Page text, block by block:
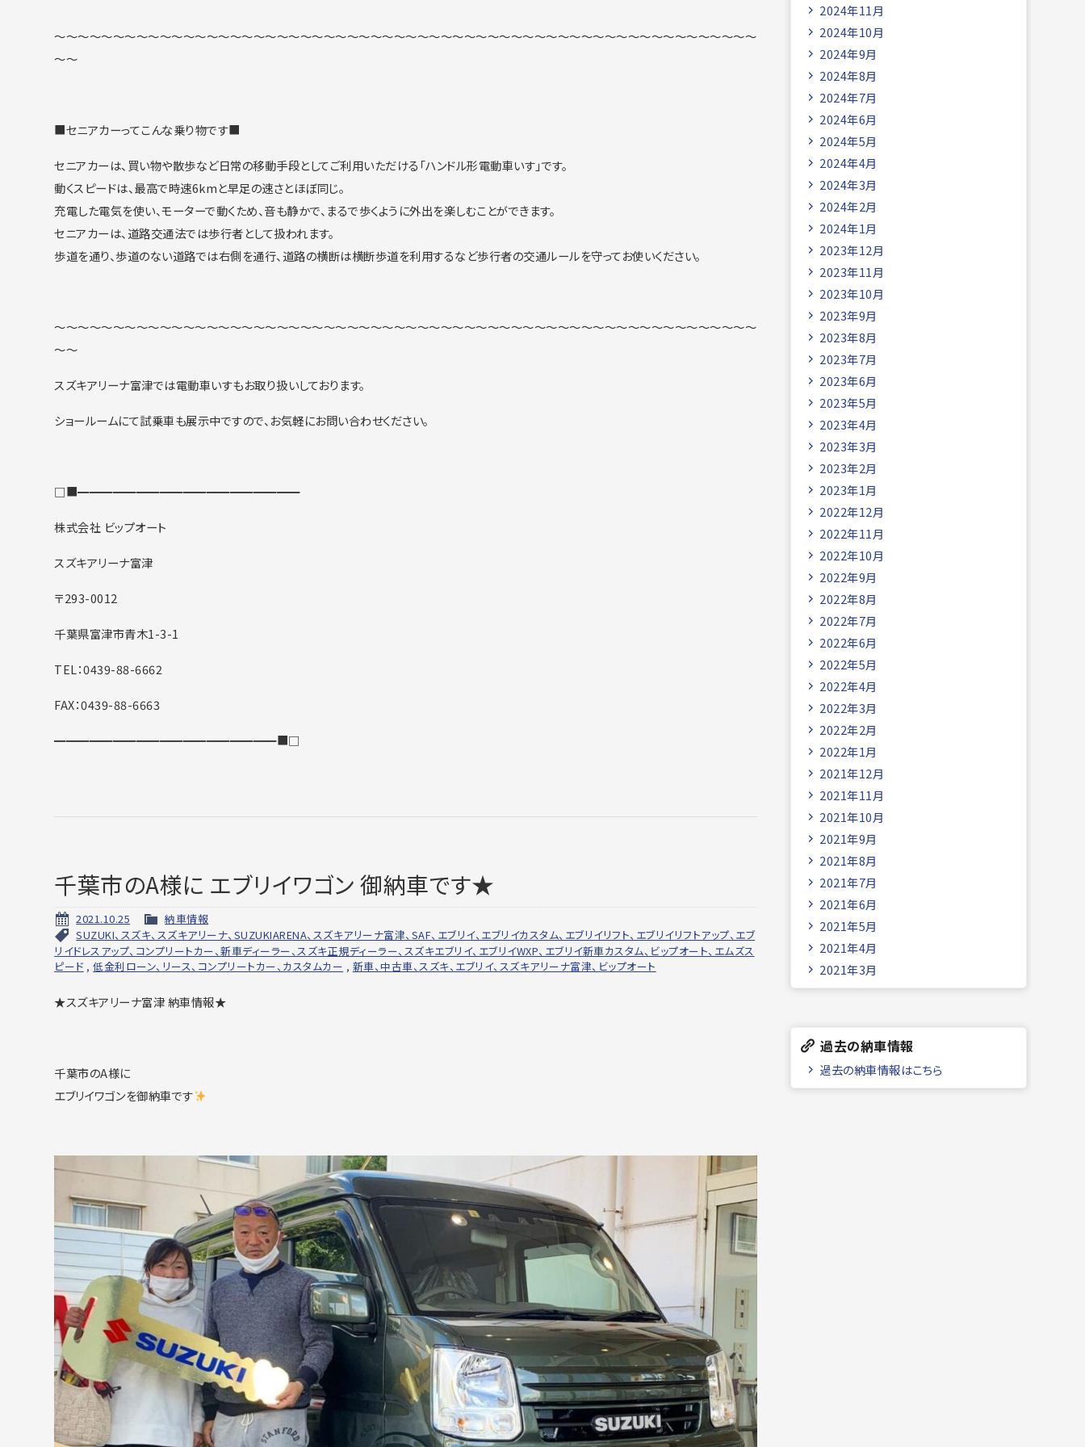
～～～～～～～～～～～～～～～～～～～～～～～～～～～～～～～～～～～～～～～～～～～～～～～～～～～～～～～～～～～～
～～
■セニアカーってこんな乗り物です■
セニアカーは、買い物や散歩など日常の移動手段としてご利用いただける「ハンドル形電動車いす」です。
動くスピードは、最高で時速6kmと早足の速さとほぼ同じ。
充電した電気を使い、モーターで動くため、音も静かで、まるで歩くように外出を楽しむことができます。
セニアカーは、道路交通法では歩行者として扱われます。
歩道を通り、歩道のない道路では右側を通行、道路の横断は横断歩道を利用するなど歩行者の交通ルールを守ってお使いください。
～～～～～～～～～～～～～～～～～～～～～～～～～～～～～～～～～～～～～～～～～～～～～～～～～～～～～～～～～～～～
～～
スズキアリーナ富津では電動車いすもお取り扱いしております。
ショールームにて試乗車も展示中ですので、お気軽にお問い合わせください。
□■━━━━━━━━━━━━━━━━━━━
株式会社 ビップオート
スズキアリーナ富津
〒293-0012
千葉県富津市青木1-3-1
TEL：0439-88-6662
FAX：0439-88-6663
━━━━━━━━━━━━━━━━━━━■□
千葉市のA様に エブリイワゴン 御納車です★
2021.10.25
納車情報
SUZUKI、スズキ、スズキアリーナ、SUZUKIARENA、スズキアリーナ富津、SAF、エブリイ、エブリイカスタム、エブリイリフト、エブリイリフトアップ、エブ
リイドレスアップ、コンプリートカー、新車ディーラー、スズキ正規ディーラー、スズキエブリイ、エブリイWXP、エブリイ新車カスタム、ビップオート、エムズス
ピード ,低金利ローン、リース、コンプリートカー、カスタムカー , 新車、中古車、スズキ、エブリイ、スズキアリーナ富津、ビップオート
★スズキアリーナ富津 納車情報★
千葉市のA様に
エブリイワゴンを御納車です
2024年11月
2024年10月
2024年9月
2024年8月
2024年7月
2024年6月
2024年5月
2024年4月
2024年3月
2024年2月
2024年1月
2023年12月
2023年11月
2023年10月
2023年9月
2023年8月
2023年7月
2023年6月
2023年5月
2023年4月
2023年3月
2023年2月
2023年1月
2022年12月
2022年11月
2022年10月
2022年9月
2022年8月
2022年7月
2022年6月
2022年5月
2022年4月
2022年3月
2022年2月
2022年1月
2021年12月
2021年11月
2021年10月
2021年9月
2021年8月
2021年7月
2021年6月
2021年5月
2021年4月
2021年3月
過去の納車情報
過去の納車情報はこちら